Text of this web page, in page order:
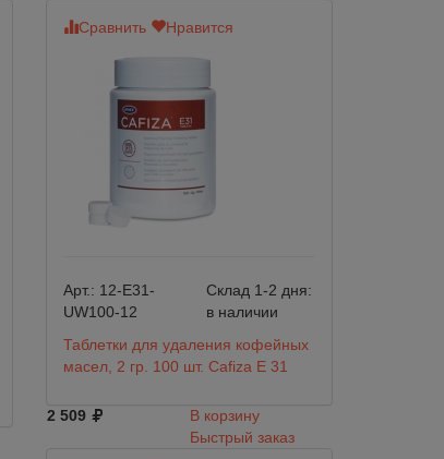
Сравнить Нравится
Арт.: 12-E31-
UW100-12
Склад 1-2 дня:
в наличии
Таблетки для удаления кофейных
масел, 2 гр. 100 шт. Cafiza E 31
2 509
В корзину
Быстрый заказ